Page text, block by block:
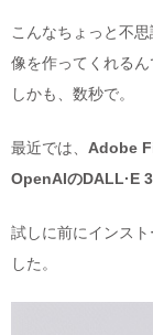
こんなちょっと不
像を作ってくれるん
しかも、数秒で。
最近では、 Adobe
OpenAIのDALL·E 3
試しに前にインス
した。